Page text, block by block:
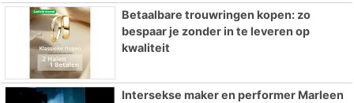
Betaalbare trouwringen kopen: zo
bespaar je zonder in te leveren op
kwaliteit
Intersekse maker en performer Marleen